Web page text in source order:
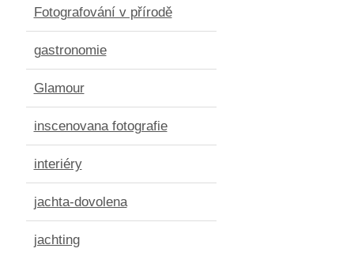
Fotografování v přírodě
gastronomie
Glamour
inscenovana fotografie
interiéry
jachta-dovolena
jachting